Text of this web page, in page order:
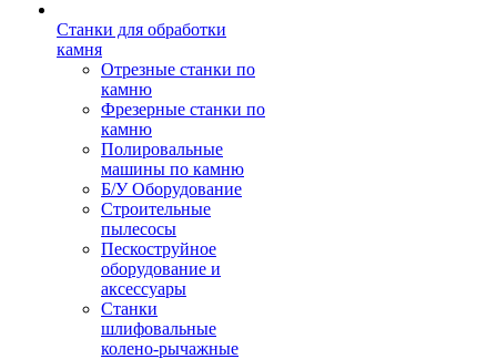
Станки для обработки
камня
Отрезные станки по
камню
Фрезерные станки по
камню
Полировальные
машины по камню
Б/У Оборудование
Строительные
пылесосы
Пескоструйное
оборудование и
аксессуары
Станки
шлифовальные
колено-рычажные